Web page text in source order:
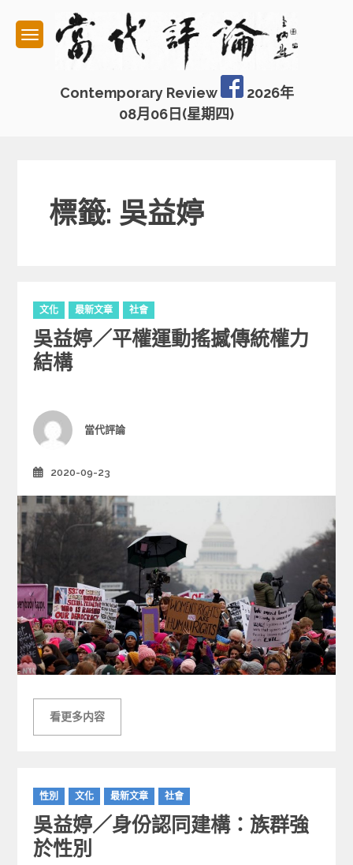
content
Contemporary Review
2026年
08月06日(星期四)
標籤: 吳益婷
C
a
t
e
g
i
e
文化 最新文章 社會
吳益婷／平權運動搖撼傳統權力
結構
Author
當代評論
2020-09-23
看更多内容
C
a
t
e
g
性別 文化 最新文章 社會
吳益婷／身份認同建構：族群強
於性別